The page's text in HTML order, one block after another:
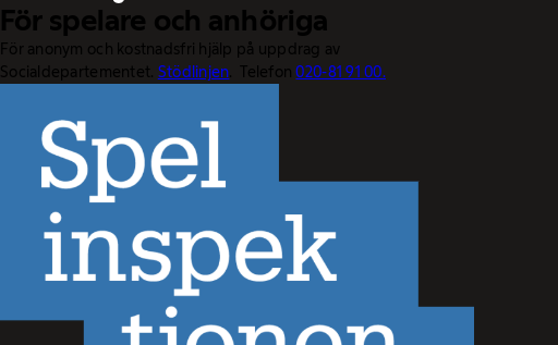
För spelare och anhöriga
För anonym och kostnadsfri hjälp på uppdrag av
Socialdepartementet. Stödlinjen . Telefon020-81 91 00.